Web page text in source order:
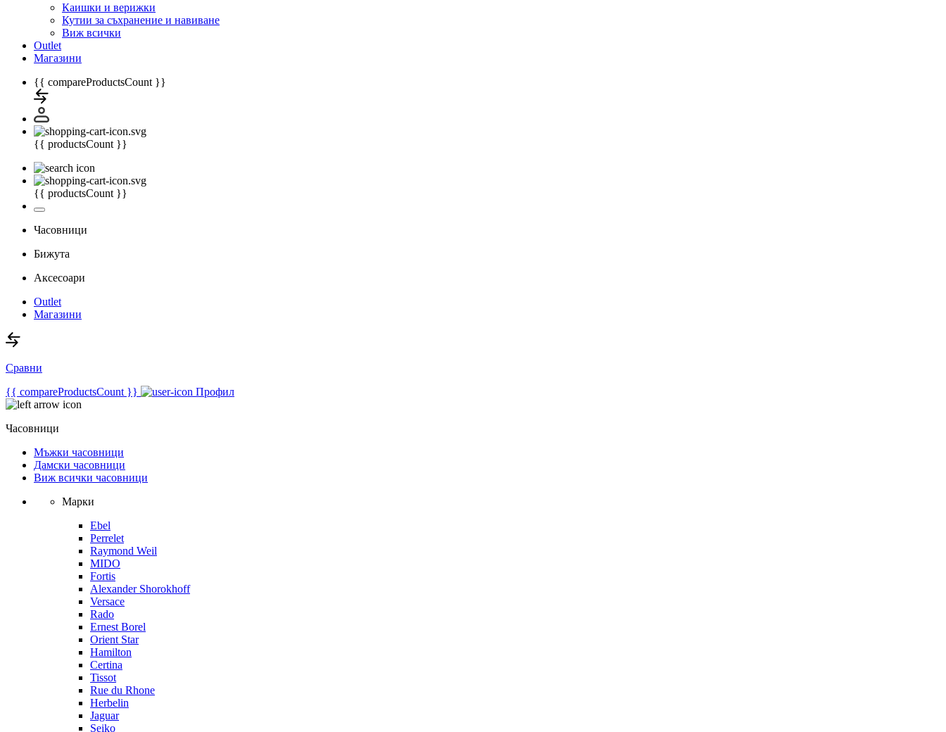
Каишки и верижки
Кутии за съхранение и навиване
Виж всички
Outlet
Магазини
{{ compareProductsCount }}
{{ productsCount }}
{{ productsCount }}
Часовници
Бижута
Аксесоари
Outlet
Магазини
Сравни
{{ compareProductsCount }}
Профил
Часовници
Мъжки часовници
Дамски часовници
Виж всички часовници
Марки
Ebel
Perrelet
Raymond Weil
MIDO
Fortis
Alexander Shorokhoff
Versace
Rado
Ernest Borel
Orient Star
Hamilton
Certina
Tissot
Rue du Rhone
Herbelin
Jaguar
Seiko